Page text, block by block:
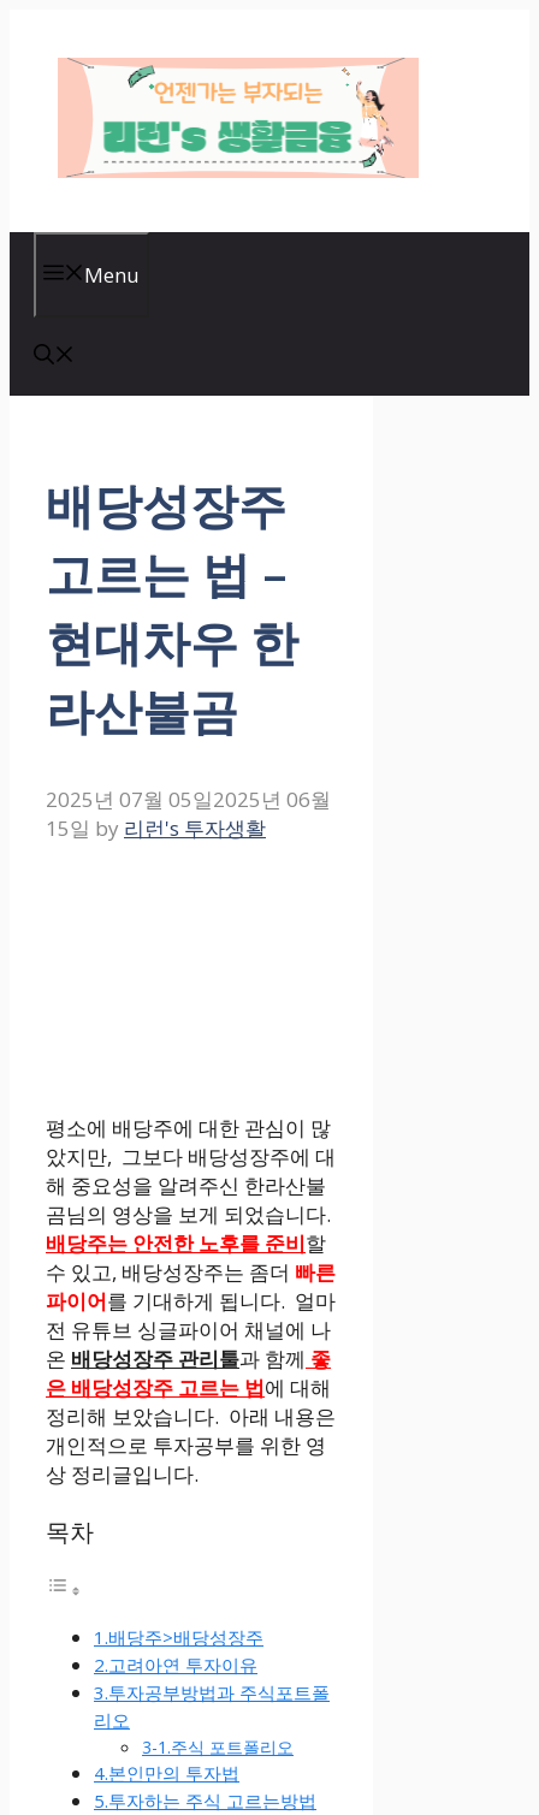
Menu
배당성장주
고르는 법 –
현대차우 한
라산불곰
2025년 07월 05일2025년 06월
15일 by 리런's 투자생활
평소에 배당주에 대한 관심이 많
았지만, 그보다 배당성장주에 대
해 중요성을 알려주신 한라산불
곰님의 영상을 보게 되었습니다.
배당주는 안전한 노후를 준비할
수 있고, 배당성장주는 좀더 빠른
파이어를 기대하게 됩니다. 얼마
전 유튜브 싱글파이어 채널에 나
온 배당성장주 관리툴과 함께 좋
은 배당성장주 고르는 법에 대해
정리해 보았습니다. 아래 내용은
개인적으로 투자공부를 위한 영
상 정리글입니다.
목차
1.배당주>배당성장주
2.고려아연 투자이유
3.투자공부방법과 주식포트폴
리오
3-1.주식 포트폴리오
4.본인만의 투자법
5.투자하는 주식 고르는방법